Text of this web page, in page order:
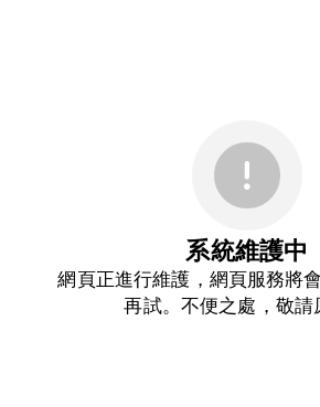
系統維護中
網頁正進行維護，網頁服務將
再試。不便之處，敬請